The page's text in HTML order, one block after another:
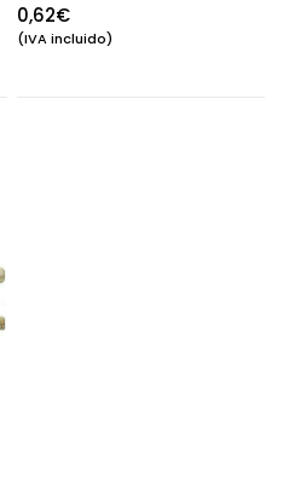
0,62€
(IVA incluido)